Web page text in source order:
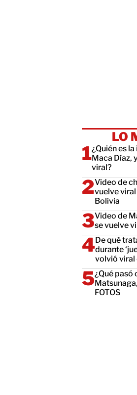
LO
¿Quién es
Maca Díaz,
viral?
Video de
vuelve
Bolivia
Video de
se vuelve
De qué
durante
volvió viral
¿Qué pasó
FOTOS